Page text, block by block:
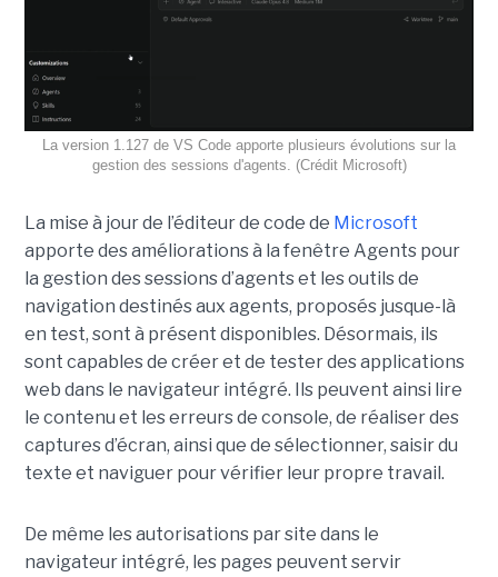
La version 1.127 de VS Code apporte plusieurs évolutions sur la
gestion des sessions d'agents. (Crédit Microsoft)
La mise à jour de l’éditeur de code de Microsoft
apporte des améliorations à la fenêtre Agents pour
la gestion des sessions d’agents et les outils de
navigation destinés aux agents, proposés jusque-là
en test, sont à présent disponibles. Désormais, ils
sont capables de créer et de tester des applications
web dans le navigateur intégré. Ils peuvent ainsi lire
le contenu et les erreurs de console, de réaliser des
captures d’écran, ainsi que de sélectionner, saisir du
texte et naviguer pour vérifier leur propre travail.
De même les autorisations par site dans le
navigateur intégré, les pages peuvent servir